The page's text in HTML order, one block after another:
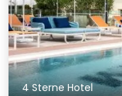
4 Sterne Hotel